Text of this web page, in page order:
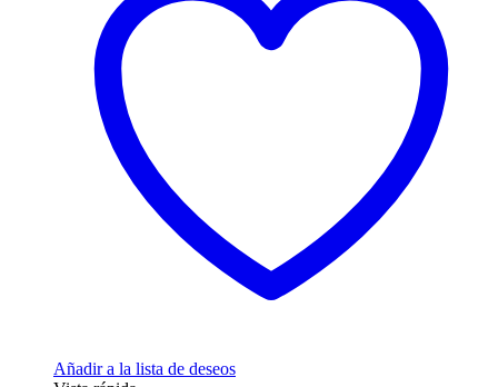
Añadir a la lista de deseos